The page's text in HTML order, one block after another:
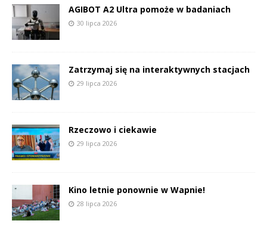
AGIBOT A2 Ultra pomoże w badaniach
30 lipca 2026
Zatrzymaj się na interaktywnych stacjach
29 lipca 2026
Rzeczowo i ciekawie
29 lipca 2026
Kino letnie ponownie w Wapnie!
28 lipca 2026